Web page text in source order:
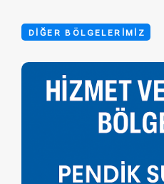
DIĞER BÖLGELERIMIZ